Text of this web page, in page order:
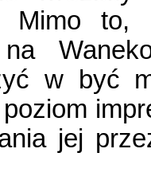
Mimo to,
na
w być
jej